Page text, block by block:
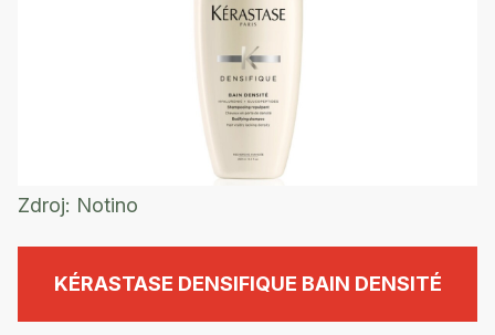
Zdroj: Notino
KÉRASTASE DENSIFIQUE BAIN DENSITÉ